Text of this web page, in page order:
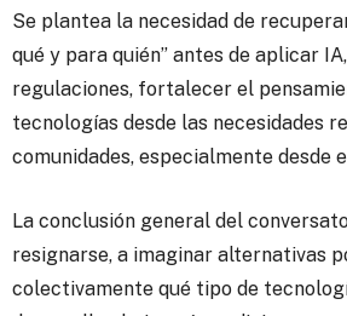
Se plantea la necesidad de
qué y para quién” antes de aplicar
regulaciones, fortalecer el
tecnologías desde las necesidades
comunidades, especialmente desde
La conclusión general del
resignarse, a imaginar alternativas
colectivamente qué tipo de